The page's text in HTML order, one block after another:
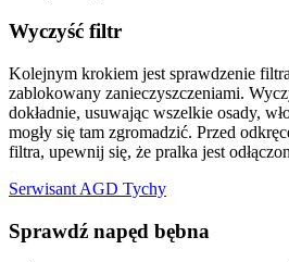
Wyczyść filtr
Kolejnym krokiem jest sprawdzenie
zablokowany zanieczyszczeniami.
dokładnie, usuwając wszelkie osady,
mogły się tam zgromadzić. Przed
filtra, upewnij się, że pralka jest
Serwisant AGD Tychy
Sprawdź napęd bębna